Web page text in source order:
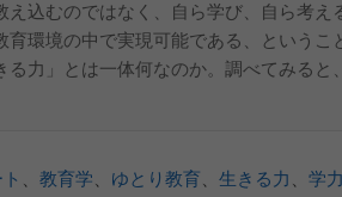
え込むのではなく、自ら学び、自ら考
育環境の中で実現可能である、というこ
力」とは一体何なのか。調べてみると
教育学 ゆとり教育 生きる力
学